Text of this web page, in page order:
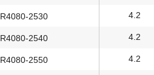
R4080-2530 4.2
R4080-2540 4.2
R4080-2550 4.2